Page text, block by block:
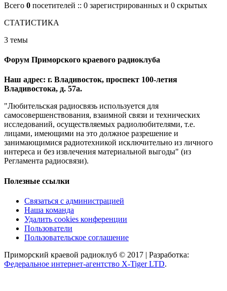
Всего 0 посетителей :: 0 зарегистрированных и 0 скрытых
СТАТИСТИКА
3 темы
Форум Приморского краевого радиоклуба
Наш адрес: г. Владивосток, проспект 100-летия
Владивостока, д. 57а.
"Любительская радиосвязь используется для
самосовершенствования, взаимной связи и технических
исследований, осуществляемых радиолюбителями, т.е.
лицами, имеющими на это должное разрешение и
занимающимися радиотехникой исключительно из личного
интереса и без извлечения материальной выгоды" (из
Регламента радиосвязи).
Полезные ссылки
Связаться с администрацией
Наша команда
Удалить cookies конференции
Пользователи
Пользовательское соглашение
Приморский краевой радиоклуб © 2017 | Разработка:
Федеральное интернет-агентство X-Tiger LTD.